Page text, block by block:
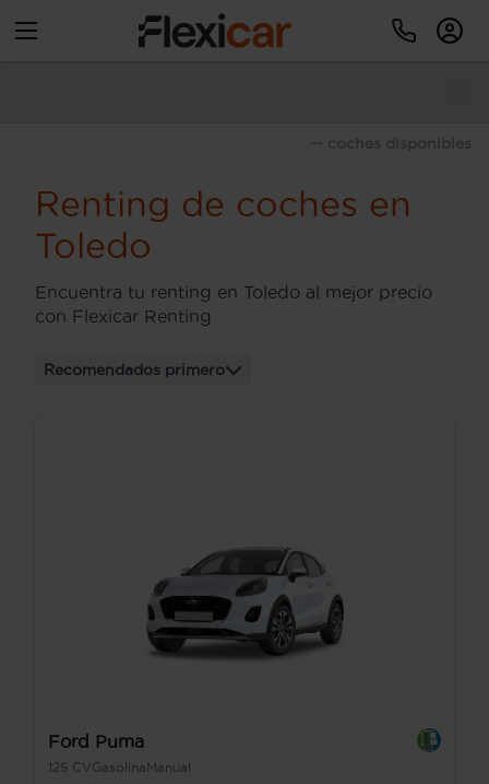
-- coches disponibles
Renting de coches en
Toledo
Encuentra tu renting en Toledo al mejor precio
con Flexicar Renting
Recomendados primero
Ford Puma
125 CVGasolinaManual